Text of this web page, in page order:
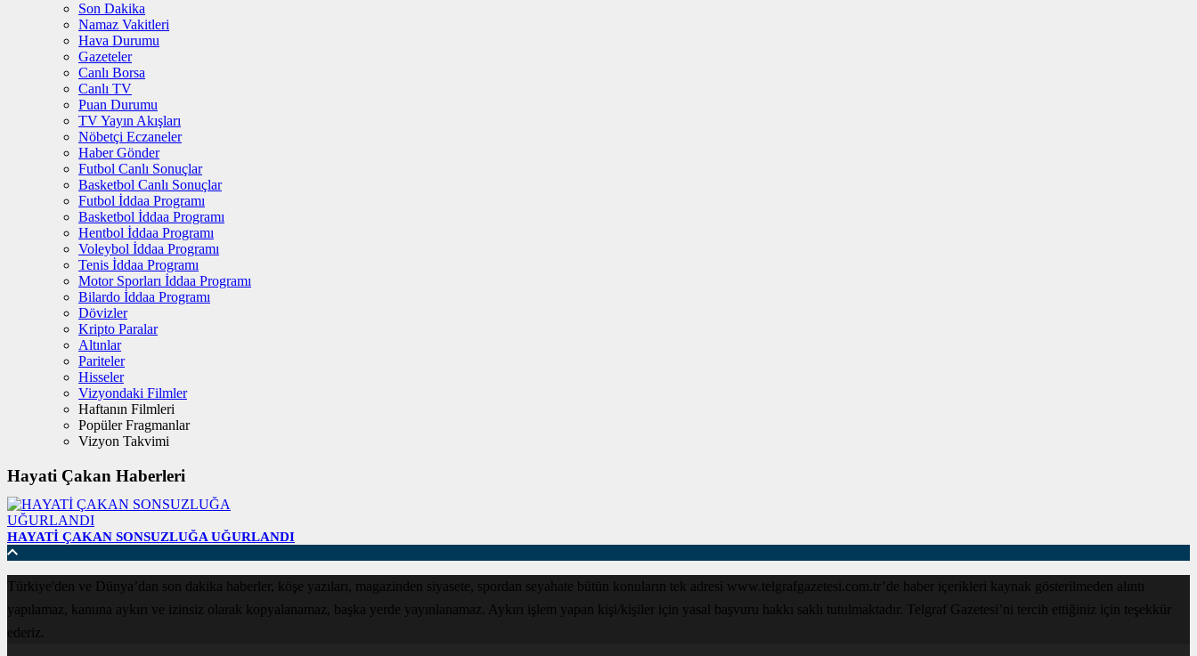
Son Dakika
Namaz Vakitleri
Hava Durumu
Gazeteler
Canlı Borsa
Canlı TV
Puan Durumu
TV Yayın Akışları
Nöbetçi Eczaneler
Haber Gönder
Futbol Canlı Sonuçlar
Basketbol Canlı Sonuçlar
Futbol İddaa Programı
Basketbol İddaa Programı
Hentbol İddaa Programı
Voleybol İddaa Programı
Tenis İddaa Programı
Motor Sporları İddaa Programı
Bilardo İddaa Programı
Dövizler
Kripto Paralar
Altınlar
Pariteler
Hisseler
Vizyondaki Filmler
Haftanın Filmleri
Popüler Fragmanlar
Vizyon Takvimi
Hayati Çakan Haberleri
HAYATİ ÇAKAN SONSUZLUĞA UĞURLANDI
Türkiye'den ve Dünya’dan son dakika haberler, köşe yazıları, magazinden siyasete, spordan seyahate bütün konuların tek adresi www.telgrafgazetesi.com.tr’de haber içerikleri kaynak gösterilmeden alıntı
yapılamaz, kanuna aykırı ve izinsiz olarak kopyalanamaz, başka yerde yayınlanamaz. Aykırı işlem yapan kişi/kişiler için yasal başvuru hakkı saklı tutulmaktadır. Telgraf Gazetesi’ni tercih ettiğiniz için teşekkür
ederiz.